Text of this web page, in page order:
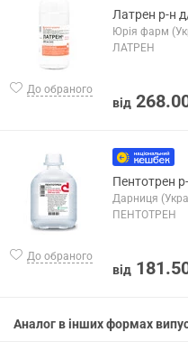
До обраного
Латрен р-н
Юрія фарм
ЛАТРЕН
від
До обраного
Пентотрен
Дарниця
ПЕНТОТРЕН
від
Аналог в інших формах